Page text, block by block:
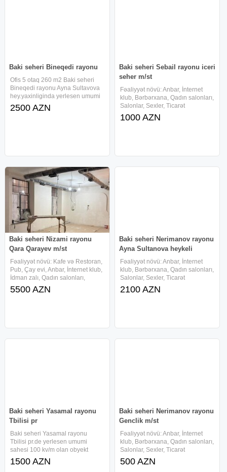
Baki seheri Bineqedi rayonu
Ofis 5 otaq 260 m2 Baki seheri
Bineqedi rayonu Ayna Sultavova
hey.yaxinliginda yerlesen umumi
sahesi 260 kv/m olan 5 otaqli ofis
icareye verilir. Təmirli, Qaz, Su,
2500 AZN
Baki seheri Sebail rayonu iceri
seher m/st
Fəaliyyət növü: Anbar, İnternet
klub, Bərbərxana, Qadın salonları,
Salonlar, Sexler, Ticarət
obyektləri, Dükan, Fast Food,
Mağaza, Aptek, Tədris mərkəzi,
1000 AZN
Baki seheri Nizami rayonu
Qara Qarayev m/st
Fəaliyyət növü: Kafe və Restoran,
Pub, Çay evi, Anbar, İnternet klub,
İdman zalı, Qadın salonları,
Şirniyyat sexi, Salonlar, Sexler,
Fast Food, Fabrik, Biznes Mərkəzi,
5500 AZN
Baki seheri Nerimanov rayonu
Ayna Sultanova heykeli
Fəaliyyət növü: Anbar, İnternet
klub, Bərbərxana, Qadın salonları,
Salonlar, Sexler, Ticarət
obyektləri, Dükan, Fast Food,
Mağaza, Klinikalar, Tədris
2100 AZN
Baki seheri Yasamal rayonu
Tbilisi pr
Baki seheri Yasamal rayonu
Tbilisi pr.de yerlesen umumi
sahesi 100 kv/m olan obyekt
icareye verilir.Sekillerde
gorunduyu kimi aciq ve qapali
1500 AZN
Baki seheri Nerimanov rayonu
Genclik m/st
Fəaliyyət növü: Anbar, İnternet
klub, Bərbərxana, Qadın salonları,
Salonlar, Sexler, Ticarət
obyektləri, Dükan, Tədris mərkəzi,
Kurslar, Playstation klub 40 m2
500 AZN